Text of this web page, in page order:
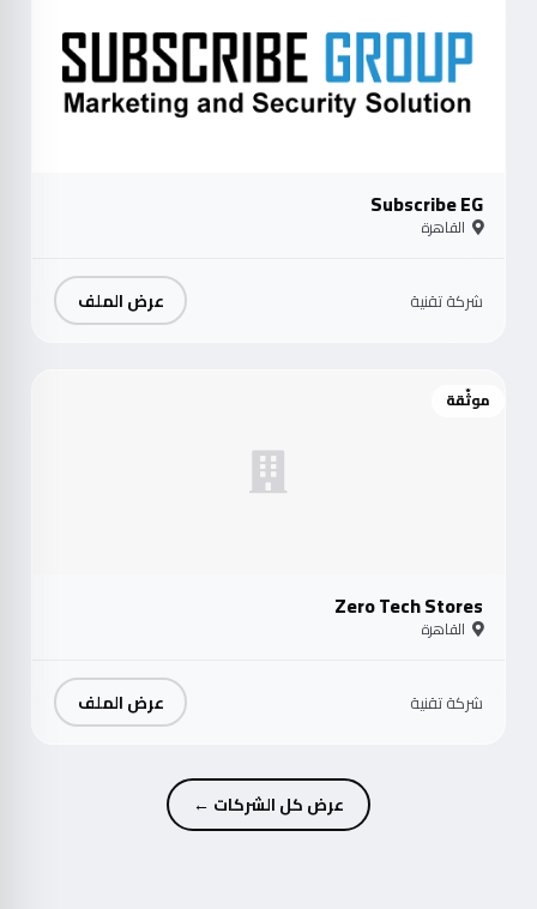
Subscribe EG
القاهرة
شركة تقنية عرض الملف
موثّقة
Zero Tech Stores
القاهرة
شركة تقنية عرض الملف
عرض كل الشركات ←